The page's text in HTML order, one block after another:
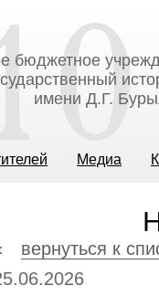
бюджетное
имени Д.Г.
Медиа
вернуться к